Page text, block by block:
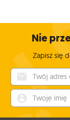
Nie
Zapisz się